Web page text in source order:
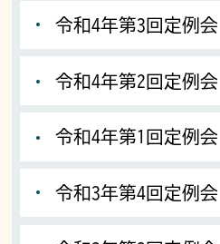
令和4年第3回定例会
令和4年第2回定例会
令和4年第1回定例会
令和3年第4回定例会